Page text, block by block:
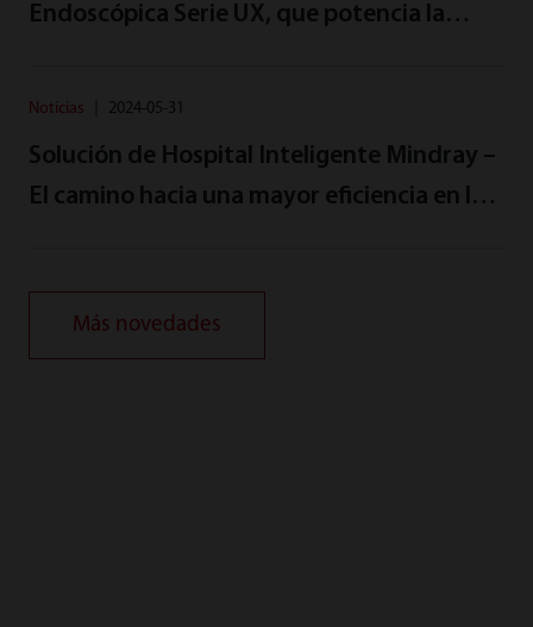
Endoscópica Serie UX, que potencia la
innovadora
Noticias 2024-05-31
Solución de Hospital Inteligente Mindray –
El camino hacia una mayor eficiencia en la
Más novedades